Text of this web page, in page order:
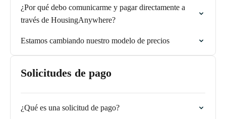
¿Por qué debo comunicarme y pagar directamente a
través de HousingAnywhere?
Estamos cambiando nuestro modelo de precios
Solicitudes de pago
¿Qué es una solicitud de pago?